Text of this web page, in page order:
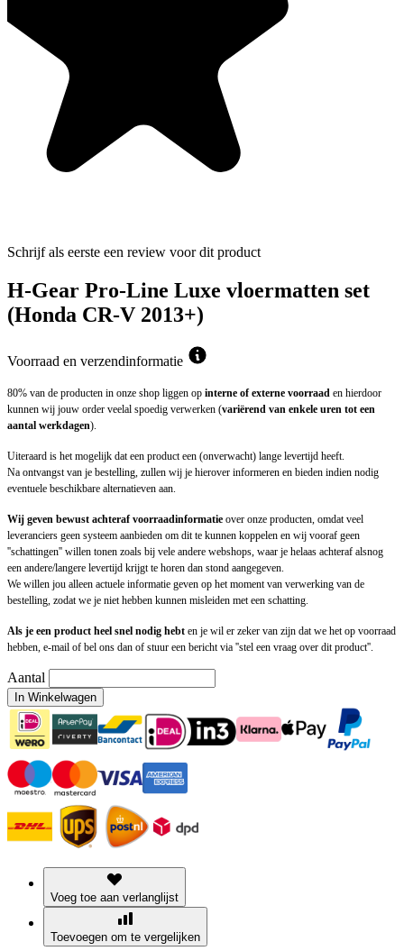
Schrijf als eerste een review voor dit product
H-Gear Pro-Line Luxe vloermatten set
(Honda CR-V 2013+)
Voorraad en verzendinformatie
80% van de producten in onze shop liggen op interne of externe voorraad en hierdoor
kunnen wij jouw order veelal spoedig verwerken (variërend van enkele uren tot een
aantal werkdagen).
Uiteraard is het mogelijk dat een product een (onverwacht) lange levertijd heeft.
Na ontvangst van je bestelling, zullen wij je hierover informeren en bieden indien nodig
eventuele beschikbare alternatieven aan.
Wij geven bewust achteraf voorraadinformatie over onze producten, omdat veel
leveranciers geen systeem aanbieden om dit te kunnen koppelen en wij vooraf geen
''schattingen'' willen tonen zoals bij vele andere webshops, waar je helaas achteraf alsnog
een andere/langere levertijd krijgt te horen dan stond aangegeven.
We willen jou alleen actuele informatie geven op het moment van verwerking van de
bestelling, zodat we je niet hebben kunnen misleiden met een schatting.
Als je een product heel snel nodig hebt en je wil er zeker van zijn dat we het op voorraad
hebben, e-mail of bel ons dan of stuur een bericht via ''stel een vraag over dit product''.
Aantal
In Winkelwagen
Voeg toe aan verlanglijst
Toevoegen om te vergelijken